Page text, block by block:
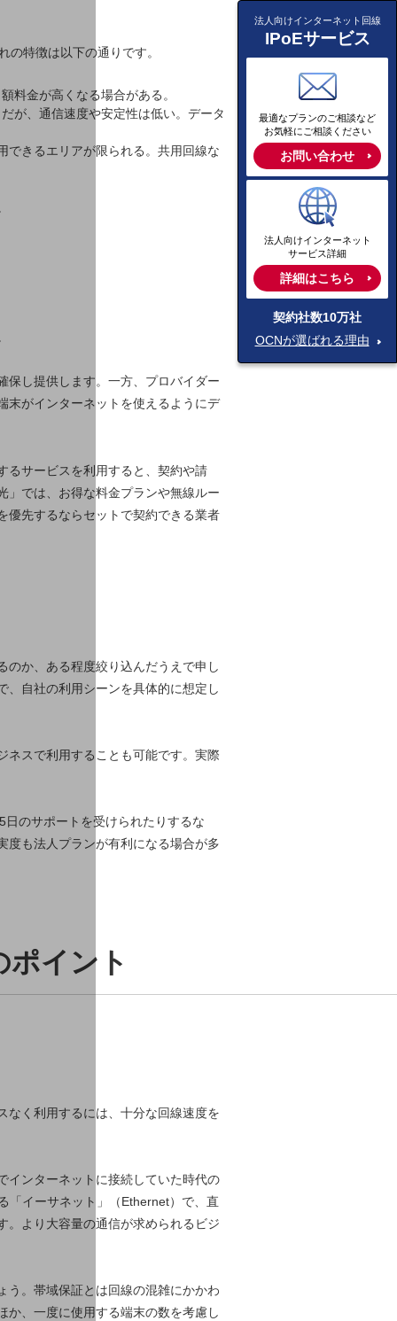
特徴は以下の通りです。
料金が高くなる場合がある。
が、通信速度や安定性は低い。データ
できるエリアが限られる。共用回線な
保し提供します。一方、プロバイダー
末がインターネットを使えるようにデ
るサービスを利用すると、契約や請
」では、お得な料金プランや無線ルー
優先するならセットで契約できる業者
のか、ある程度絞り込んだうえで申し
、自社の利用シーンを具体的に想定し
ネスで利用することも可能です。実際
のサポートを受けられたりするな
度も法人プランが有利になる場合が多
イント
なく利用するには、十分な回線速度を
インターネットに接続していた時代の
「イーサネット」（Ethernet）で、直
。より大容量の通信が求められるビジ
う。帯域保証とは回線の混雑にかかわ
か、一度に使用する端末の数を考慮し
法人向けインターネット回線
IPoEサービス
最適なプランのご相談など
お気軽にご相談ください
お問い合わせ
法人向けインターネット
サービス詳細
詳細はこちら
契約社数10万社
OCNが選ばれる理由